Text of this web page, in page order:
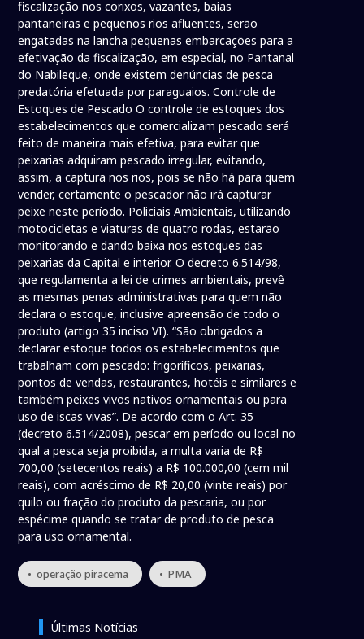
fiscalização nos corixos, vazantes, baías
pantaneiras e pequenos rios afluentes, serão
engatadas na lancha pequenas embarcações para a
efetivação da fiscalização, em especial, no Pantanal
do Nabileque, onde existem denúncias de pesca
predatória efetuada por paraguaios. Controle de
Estoques de Pescado O controle de estoques dos
estabelecimentos que comercializam pescado será
feito de maneira mais efetiva, para evitar que
peixarias adquiram pescado irregular, evitando,
assim, a captura nos rios, pois se não há para quem
vender, certamente o pescador não irá capturar
peixe neste período. Policiais Ambientais, utilizando
motocicletas e viaturas de quatro rodas, estarão
monitorando e dando baixa nos estoques das
peixarias da Capital e interior. O decreto 6.514/98,
que regulamenta a lei de crimes ambientais, prevê
as mesmas penas administrativas para quem não
declara o estoque, inclusive apreensão de todo o
produto (artigo 35 inciso VI). “São obrigados a
declarar estoque todos os estabelecimentos que
trabalham com pescado: frigoríficos, peixarias,
pontos de vendas, restaurantes, hotéis e similares e
também peixes vivos nativos ornamentais ou para
uso de iscas vivas”. De acordo com o Art. 35
(decreto 6.514/2008), pescar em período ou local no
qual a pesca seja proibida, a multa varia de R$
700,00 (setecentos reais) a R$ 100.000,00 (cem mil
reais), com acréscimo de R$ 20,00 (vinte reais) por
quilo ou fração do produto da pescaria, ou por
espécime quando se tratar de produto de pesca
para uso ornamental.
• operação piracema • PMA
Últimas Notícias